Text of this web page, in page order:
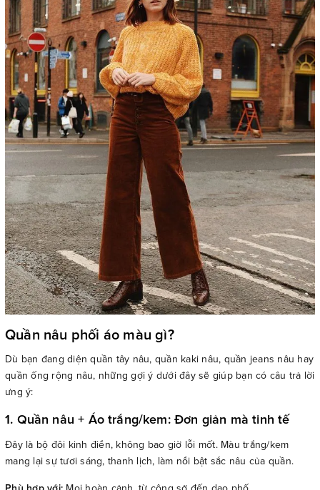
Quần nâu phối áo màu gì?
Dù bạn đang diện quần tây nâu, quần kaki nâu, quần jeans nâu hay
quần ống rộng nâu, những gợi ý dưới đây sẽ giúp bạn có câu trả lời
ưng ý:
1. Quần nâu + Áo trắng/kem: Đơn giản mà tinh tế
Đây là bộ đôi kinh điển, không bao giờ lỗi mốt. Màu trắng/kem
mang lại sự tươi sáng, thanh lịch, làm nổi bật sắc nâu của quần.